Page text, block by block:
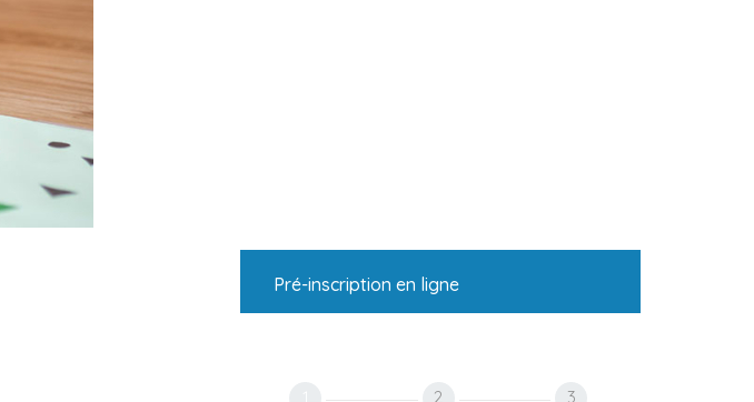
Pré-inscription en ligne
2 3